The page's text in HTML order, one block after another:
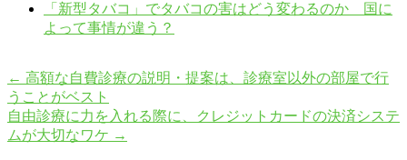
「新型タバコ」でタバコの害はどう変わるのか 国に
よって事情が違う？
← 高額な自費診療の説明・提案は、診療室以外の部屋で行
うことがベスト
自由診療に力を入れる際に、クレジットカードの決済システ
ムが大切なワケ →